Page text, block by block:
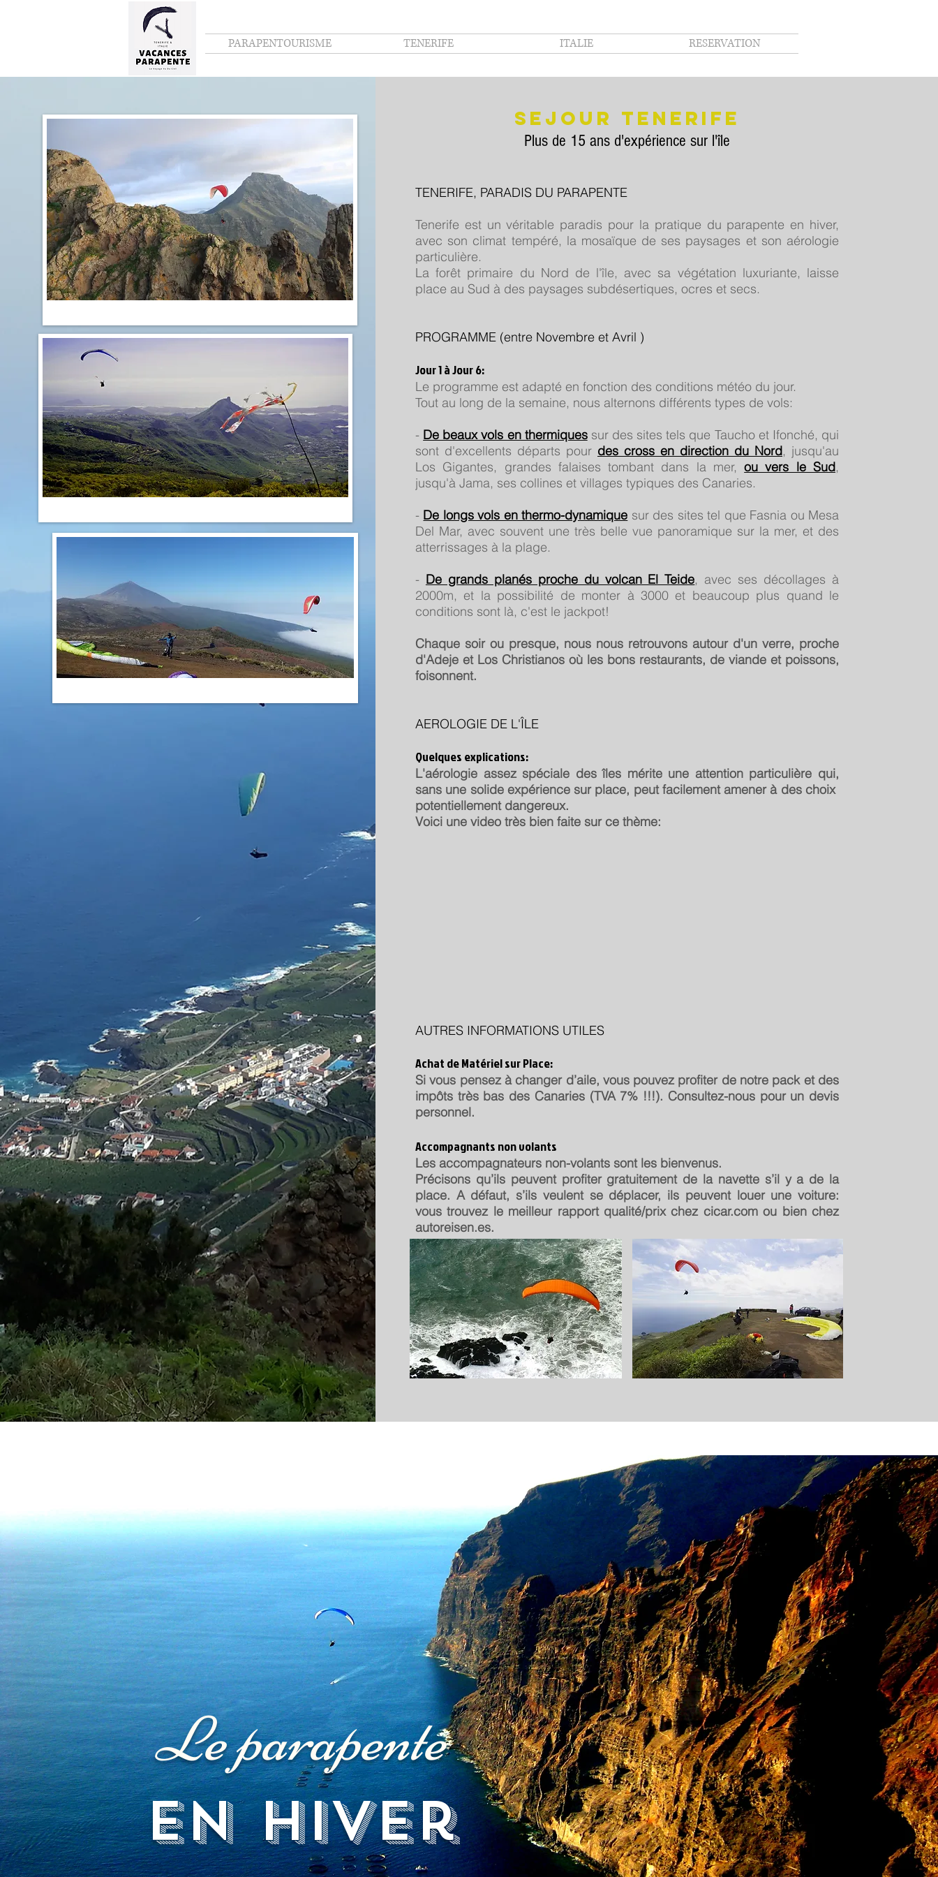
PARAPENTOURISME TENERIFE ITALIE RESERVATION
SEJOUR TENERIFE
Plus de 15 ans d'expérience sur l'île
TENERIFE, PARADIS DU PARAPENTE
Tenerife est un véritable paradis pour la pratique du parapente en hiver,
avec son climat tempéré, la mosaïque de ses paysages et son aérologie
particulière.
La forêt primaire du Nord de l'île, avec sa végétation luxuriante, laisse
place au Sud à des paysages subdésertiques, ocres et secs.
PROGRAMME (entre Novembre et Avril )
Jour 1 à Jour 6:
Le programme est adapté en fonction des conditions météo du jour.
Tout au long de la semaine, nous alternons différents types de vols:
- De beaux vols en thermiquessur des sites tels que Taucho et Ifonché, qui
sont d'excellents départs pour des cross en direction du Nord, jusqu'au
Los Gigantes, grandes falaises tombant dans la mer,ou vers le Sud,
jusqu'à Jama, ses collines et villages typiques des Canaries.
- De longs vols en thermo-dynamique sur des sites tel que Fasnia ou Mesa
Del Mar, avec souvent une très belle vue panoramique sur la mer, et des
atterrissages à la plage.
- De grands planés proche du volcan El Teide, avec ses décollages à
2000m, et la possibilité de monter à 3000 et beaucoup plus quand le
conditions sont là, c'est le jackpot!
Chaque soir ou presque, nous nous retrouvons autour d'un verre, proche
d'Adeje et Los Christianos où les bons restaurants, de viande et poissons,
foisonnent.
AEROLOGIE DE L'ÎLE
Quelques explications:
L'aérologie assez spéciale des îles mérite une attention particulière qui,
sans une solide expérience sur place, peut facilement amener à des choix
potentiellement dangereux.
Voici une video très bien faite sur ce thème:
AUTRES INFORMATIONS UTILES
Achat de Matériel sur Place:
Si vous pensez à changer d’aile, vous pouvez profiter de notre pack et des
impôts très bas des Canaries (TVA 7% !!!). Consultez-nous pour un devis
personnel.
Accompagnants non volants
Les accompagnateurs non-volants sont les bienvenus.​
Précisons qu’ils peuvent profiter gratuitement de la navette s’il y a de la
place. A défaut, s’ils veulent se déplacer, ils peuvent louer une voiture:
vous trouvez le meilleur rapport qualité/prix chez cicar.com ou bien chez
autoreisen.es.
Le parapente
en hiver